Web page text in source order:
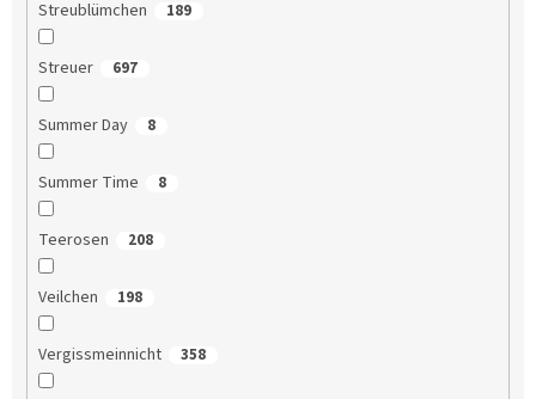
Streublümchen 189
Streuer 697
Summer Day 8
Summer Time 8
Teerosen 208
Veilchen 198
Vergissmeinnicht 358